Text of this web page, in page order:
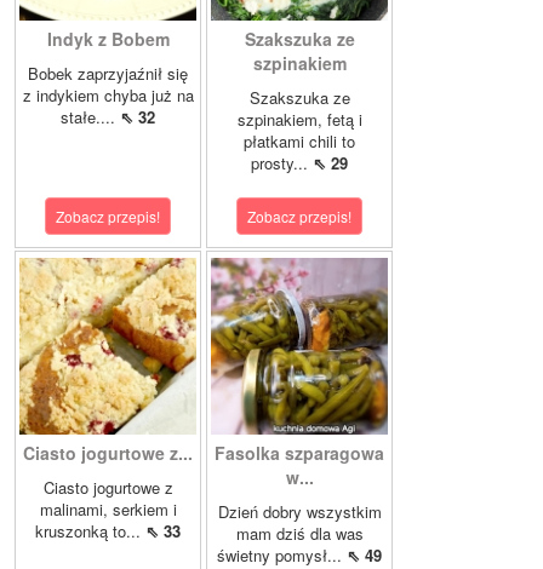
Indyk z Bobem
Bobek zaprzyjaźnił się
z indykiem chyba już na
stałe.... ⇖ 32
Zobacz przepis!
Szakszuka ze
szpinakiem
Szakszuka ze
szpinakiem, fetą i
płatkami chili to
prosty... ⇖ 29
Zobacz przepis!
Ciasto jogurtowe z...
Ciasto jogurtowe z
malinami, serkiem i
kruszonką to... ⇖ 33
Fasolka szparagowa
w...
Dzień dobry wszystkim
mam dziś dla was
świetny pomysł... ⇖ 49